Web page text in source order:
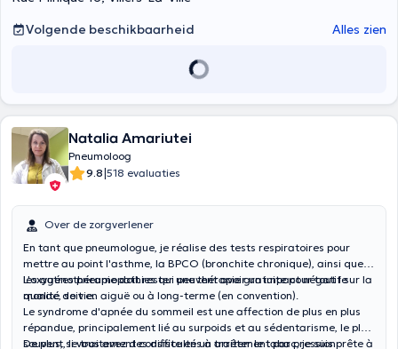
door haar rechtstreeks te bellen op haar nummer.
Volgende beschikbaarheid
Alles zien
Natalia Amariutei
Pneumoloog
9.8|518 evaluaties
Over de zorgverlener
En tant que pneumologue, je réalise des tests respiratoires pour
mettre au point l'asthme, la BPCO (bronchite chronique), ainsi que
les autres pneumopathies qui peuvent avoir un impact négatif sur la
qualité de vie.
L'oxygénothérapie doit rester une thérapie gratuite pour tout le
monde, soit en aiguë ou à long-terme (en convention).
Le syndrome d'apnée du sommeil est une affection de plus en plus
répandue, principalement lié au surpoids et au sédentarisme, le plus
souvent, le traitement consiste en un traitement par pression
De plus, si vous avez des difficultés à arrêter le tabac, je suis prête à